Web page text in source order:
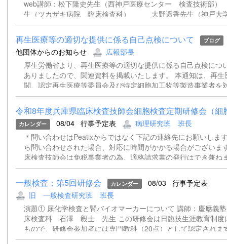
web講師：松下隆史先生（西神戸医療センター 検査技術
生（ツカザキ病院 臨床検査科） 大野遥香先生（神戸大
院 検査部） 松﨑俊樹先生（姫路赤十字病院 検査技術
再生医療等の適切な提供に係る自己点検について ブログ
他団体からのお知らせ
広報部長
厚生労働省より、再生医療等の適切な提供に係る自己点検につ
ありましたので、関連資料を掲載いたします。 本通知は、再
関、認定再生医療等委員会及び特定細胞加工物等製造事業者を
基づく再生医療等の適切な提供体制について自己点検を実施し
置を講じるよう求めるものです。 詳細につきましては、添付
さい。 通知事務連絡（別記団体宛）.pdf 再生医療等の適切な
検について（依頼）.pdf
令和8年度兵庫県臨床検査技師会細胞検査定期研修会（細
カレンダー 08/04 行事予定表
病理研究班 班長
＊問い合わせはPeatixからではなく下記の連絡先にお願いし
ら問い合わせされた場合、対応に時間がかかる場合がございま
床検査技師会は免税事業者の為、適格請求書の発行はでき兼
いただきますようお願い申し上げます。 ＊登録時にご記入い
ルアドレスあてに、資料（ある場合）および当日、Peatixより
能性があるため、ZOOMのウェビナー招致を送らせていただき
メールアドレスをご記入いただけない場合は、資料や招致メー
出来ません。当日の対応は出来かねますことをご了承ください。 連絡先
県臨床検査技師会病理・細胞研究班班長今川 奈央子Tel：
一般検査；第5回研修会 カレンダー 08/03
行事予定表
旧 一般検査研究班 班長
演題① 尿化学検査と腎バイオマーカーについて 講師：慶應義
床検査科 石澤 毅士 先生 この研修会は日臨技生涯教育制度
もので、研修会参加者には専門教科（20点）として認定され
込みはこちらから ＊チケット販売サイト『Peatix』を介して